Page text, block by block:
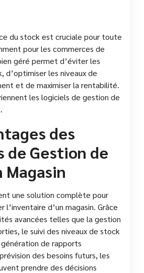
du stock est cruciale pour toute
pour les commerces de
géré permet d’éviter les
d’optimiser les niveaux de
et de maximiser la rentabilité.
les logiciels de gestion de
des
de Gestion de
Magasin
une solution complète pour
d’un magasin. Grâce
avancées telles que la gestion
le suivi des niveaux de stock
de rapports
des besoins futurs, les
prendre des décisions